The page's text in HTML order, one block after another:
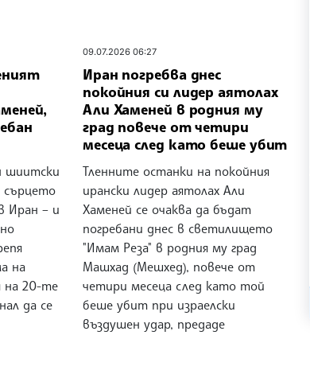
шиитски
сърцето
Иран – и
на
на 20-те
да се
09.07.2026 06:27
Иран погребва днес
покойния си лидер аятолах
Али Хаменей в родния му
град повече от четири
месеца след като беше убит
Тленните останки на покойния
ирански лидер аятолах Али
Хаменей се очаква да бъдат
погребани днес в светилището
"Имам Реза" в родния му град
Машхад (Мешхед), повече от
четири месеца след като той
беше убит при израелски
въздушен удар, предаде